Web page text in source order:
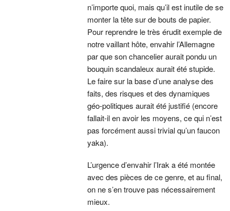
n’importe quoi, mais qu’il est inutile de se
monter la tête sur de bouts de papier.
Pour reprendre le très érudit exemple de
notre vaillant hôte, envahir l’Allemagne
par que son chancelier aurait pondu un
bouquin scandaleux aurait été stupide.
Le faire sur la base d’une analyse des
faits, des risques et des dynamiques
géo-politiques aurait été justifié (encore
fallait-il en avoir les moyens, ce qui n’est
pas forcément aussi trivial qu’un faucon
yaka).
L’urgence d’envahir l’Irak a été montée
avec des pièces de ce genre, et au final,
on ne s’en trouve pas nécessairement
mieux.